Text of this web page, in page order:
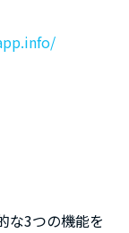
な3つの機能を